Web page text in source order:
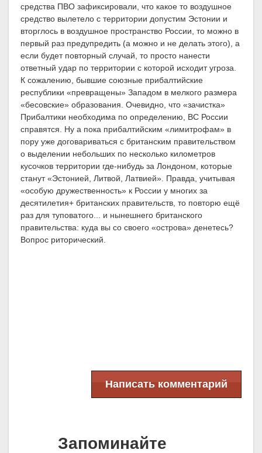
средства ПВО зафиксировали, что какое то воздушное
средство вылетело с территории допустим Эстонии и
вторглось в воздушное пространство России, то можно в
первый раз предупредить (а можно и не делать этого), а
если будет повторный случай, то просто нанести
ответный удар по территории с которой исходит угроза.
К сожалению, бывшие союзные прибалтийские
республики «превращены» Западом в мелкого размера
«бесовские» образования. Очевидно, что «зачистка»
Прибалтики необходима по определению, ВС России
справятся. Ну а пока прибалтийским «лимитрофам» в
пору уже договариваться с британским правительством
о выделении небольших по несколько километров
кусочков территории где-нибудь за Лондоном, которые
станут «Эстонией, Литвой, Латвией». Правда, учитывая
«особую дружественность» к России у многих за
десятилетия+ британских правительств, то повторю ещё
раз для туповатого... и нынешнего британского
правительства: куда вы со своего «острова» денетесь?
Вопрос риторический.
Написать комментарий
Запоминайте